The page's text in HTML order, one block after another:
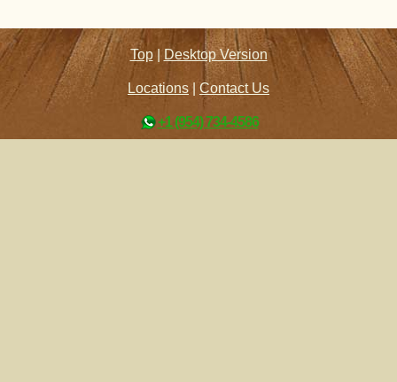
Top | Desktop Version
Locations Contact Us
+1 (954) 734-4586